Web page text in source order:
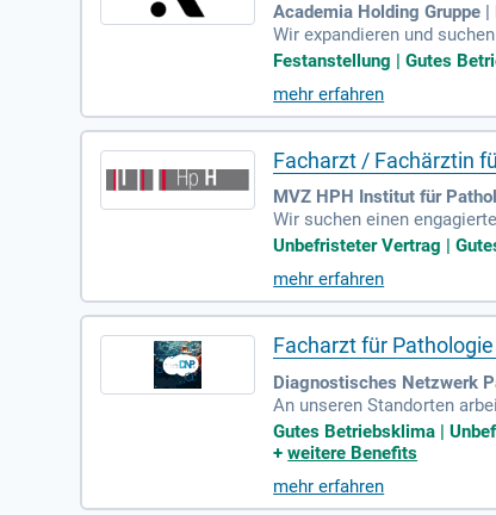
Academia Holding Gruppe |
Wir expandieren und
isteten Arbeitsvertrag,
vielfältige Optionen zur
stik von Hautproben und
krankheiten mit
Festanstellung | Gutes
mehr erfahren
Facharzt / Fachärztin
MVZ HPH Institut für
Wir suchen einen
eigenständige Befundung
ente Patientenversorgung.
decken Sie eine
Unbefristeter Vertrag |
mehr erfahren
Facharzt für
Diagnostisches Netzwerk
An unseren Standorten
orgung. Als Facharzt sind
Gutes Betriebsklima |
+weitere Benefits
mehr erfahren